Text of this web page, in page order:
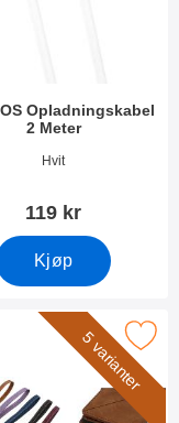
Opladningskabel
2 Meter
10955
Hvit
119 kr
Kjøp
favoritt5 varianter
til XL